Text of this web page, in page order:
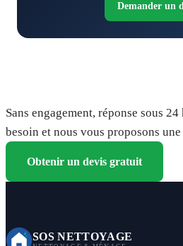
Demander un
Sans engagement, réponse sous
besoin et nous vous proposons
Obtenir un devis gratuit
SOS NETTOYAGE